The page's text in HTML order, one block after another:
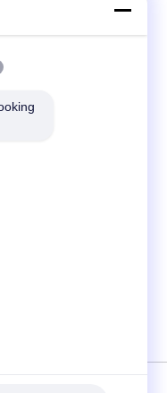
Co., Ltd. Alle